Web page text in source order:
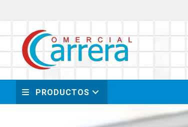
PRODUCTOS